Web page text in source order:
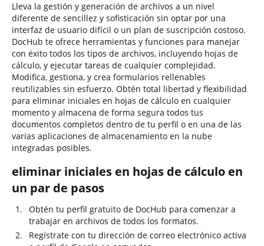
Lleva la gestión y generación de archivos a un nivel
diferente de sencillez y sofisticación sin optar por una
interfaz de usuario difícil o un plan de suscripción costoso.
DocHub te ofrece herramientas y funciones para manejar
con éxito todos los tipos de archivos, incluyendo hojas de
cálculo, y ejecutar tareas de cualquier complejidad.
Modifica, gestiona, y crea formularios rellenables
reutilizables sin esfuerzo. Obtén total libertad y flexibilidad
para eliminar iniciales en hojas de cálculo en cualquier
momento y almacena de forma segura todos tus
documentos completos dentro de tu perfil o en una de las
varias aplicaciones de almacenamiento en la nube
integradas posibles.
eliminar iniciales en hojas de cálculo en
un par de pasos
Obtén tu perfil gratuito de DocHub para comenzar a
trabajar en archivos de todos los formatos.
Regístrate con tu dirección de correo electrónico activa